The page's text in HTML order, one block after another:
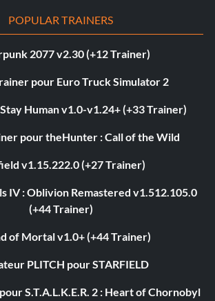
POPULAR TRAINERS
2077 v2.30 (+12 Trainer)
pour Euro Truck Simulator 2
Human v1.0-v1.24+ (+33 Trainer)
pour theHunter : Call of the Wild
v1.15.222.0 (+27 Trainer)
IV : Oblivion Remastered v1.512.105.0
(+44 Trainer)
of Mortal v1.0+ (+44 Trainer)
PLITCH pour STARFIELD
S.T.A.L.K.E.R. 2 : Heart of Chornobyl